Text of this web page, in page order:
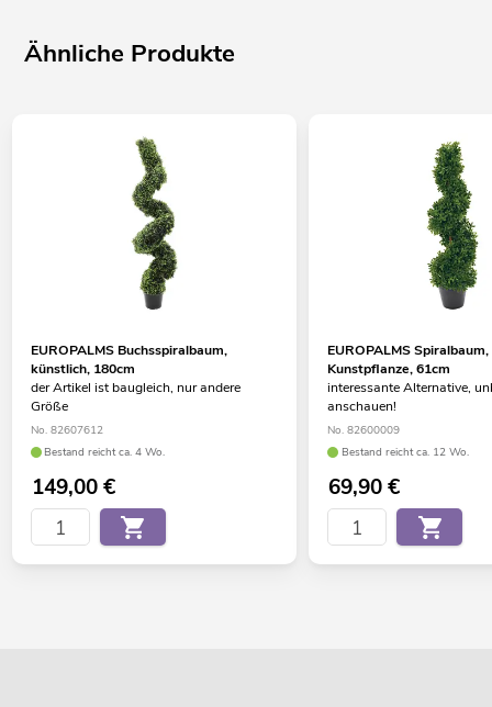
Ähnliche Produkte
EUROPALMS Buchsspiralbaum,
künstlich, 180cm
der Artikel ist baugleich, nur andere
Größe
No. 82607612
Bestand reicht ca. 4 Wo.
149,00€
EUROPALMS Spiralbaum,
Kunstpflanze, 61cm
interessante Alternative,
anschauen!
No. 82600009
Bestand reicht ca. 12 Wo.
69,90€